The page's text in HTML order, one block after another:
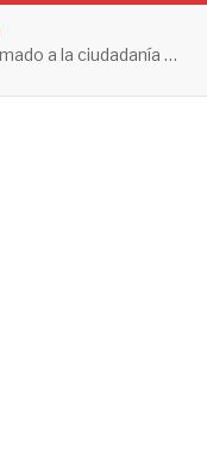
Secretaría de Salud Jalisco hace un llamado a la ciudadanía a tomar acciones contra el dengue en esta temporada de lluvias